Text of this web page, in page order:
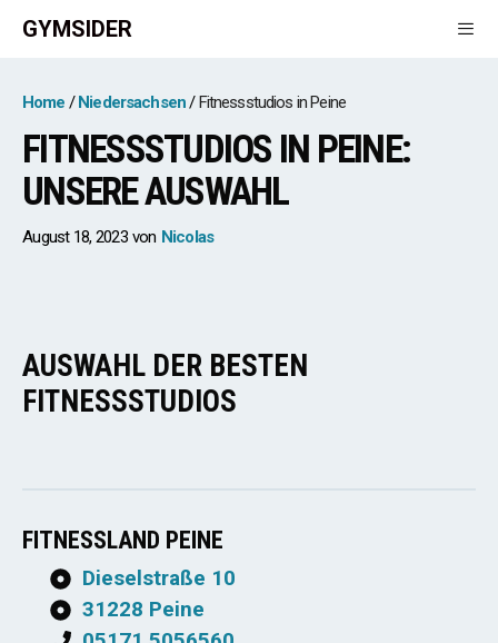
Zum
Inhalt
GYMSIDER
Home Niedersachsen Fitnessstudios in Peine
FITNESSSTUDIOS IN PEINE:
UNSERE AUSWAHL
August 18, 2023 von Nicolas
AUSWAHL DER BESTEN
FITNESSSTUDIOS
FITNESSLAND PEINE
Dieselstraße 10
31228 Peine